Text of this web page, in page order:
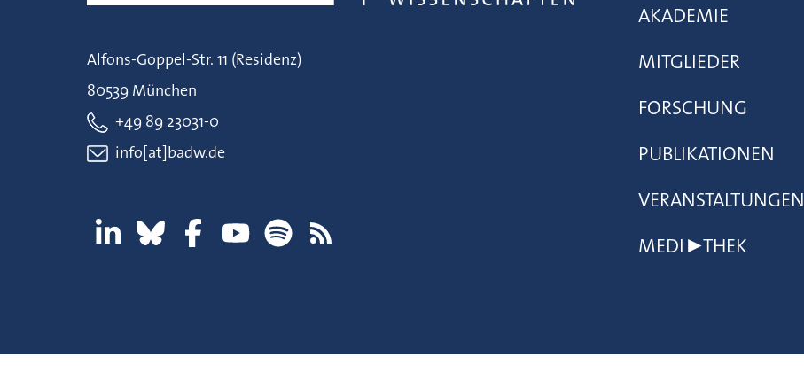
Alfons-Goppel-Str. 11 (Residenz)
80539 München
+49 89 23031-0
info[at]badw.de
AKADEMIE
MITGLIEDER
FORSCHUNG
PUBLIKATIONEN
VERANSTALTUNGEN
MEDI▶THEK